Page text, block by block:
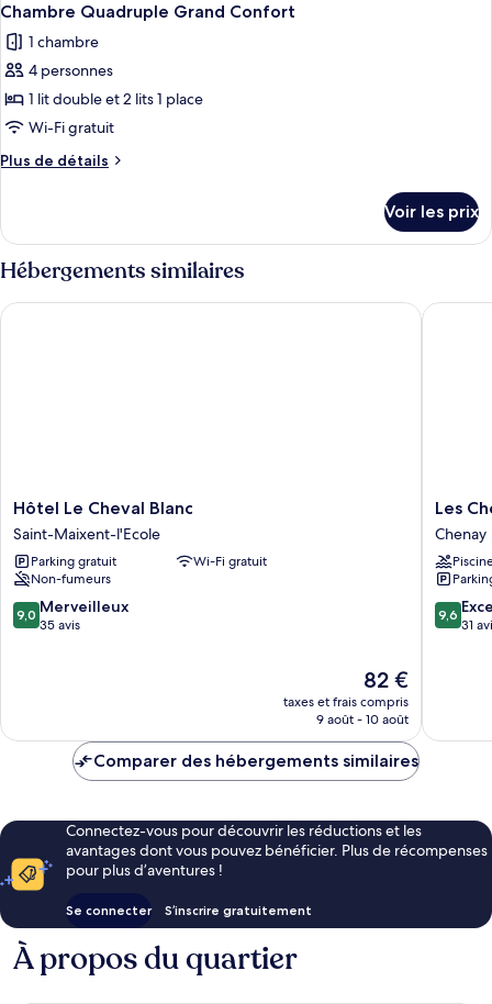
Chambre Quadruple Grand Confort
1 chambre
4 personnes
1 lit double et 2 lits 1 place
Wi-Fi gratuit
Plus de détails
Plus
le
type
de
chambre
Chambre
Voir les prix
Hébergements similaires
Hôtel
Le
Cheval
Blanc
Saint-
Maixent-
l'Ecole
Hôtel Le Cheval Blanc
Saint-Maixent-l'Ecole
Parking gratuit
Wi-Fi gratuit
Non-fumeurs
9.0
sur
9,0 Merveilleux
35 avis
Le
nouveau
prix
de
82 €
taxes et frais compris
9 août - 10 août
Hôtel Le Cheval Blanc
Les
Chenêts
Chenay
Les
Chenay
9.6
sur
9,6
31
Les
Comparer des hébergements similaires
Connectez-vous pour découvrir les réductions et les
avantages dont vous pouvez bénéficier. Plus de récompenses
pour plus d’aventures !
Se connecter S’inscrire gratuitement
À propos du quartier